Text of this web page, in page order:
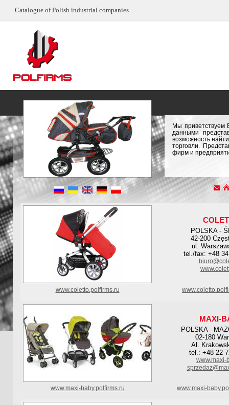
Catalogue of Polish industrial companies...
Мы приветствуем
данными
возможность
торговли.
фирм и
POLSKA -
42-200
ul.
tel./fax: +48
www.coletto.polfirms.ru
MAXI-
POLSKA -
02-180
Al.
tel.: +48 22
www.maxi-
www.maxi-baby.polfirms.ru www.maxi-